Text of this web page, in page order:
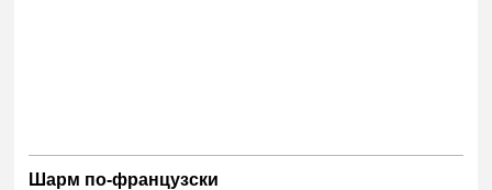
Шарм по-французски